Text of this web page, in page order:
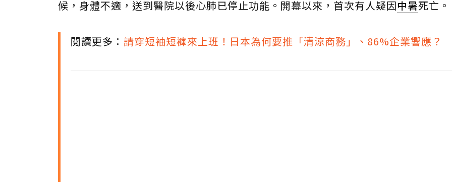
候，身體不適，送到醫院以後心肺已停止功能。開幕以來，首次有人疑因中暑死亡。
閱讀更多： 請穿短袖短褲來上班！日本為何要推「清涼商務」、86%企業響應？